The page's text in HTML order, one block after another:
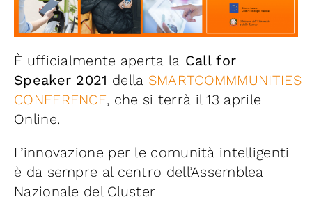
Piattaforma First
Piattaforma SmartCommunities
È ufficialmente aperta la Call for
Speaker 2021 della SMARTCOMMMUNITIES
CONFERENCE, che si terrà il 13 aprile
Online.
L’innovazione per le comunità intelligenti
è da sempre al centro dell’Assemblea
Nazionale del Cluster